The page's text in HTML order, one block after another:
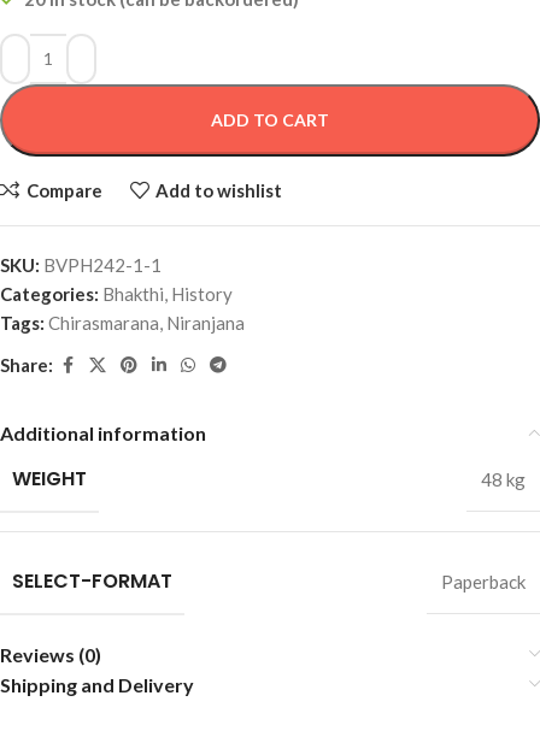
ADD TO CART
Compare Add to wishlist
SKU: BVPH242-1-1
Categories: Bhakthi, History
Tags: Chirasmarana, Niranjana
Share:
Additional information
WEIGHT 48 kg
SELECT-FORMAT Paperback
Reviews (0)
Shipping and Delivery